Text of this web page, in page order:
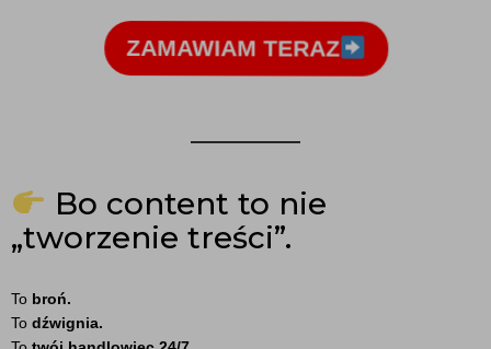
ZAMAWIAM TERAZ
Bo content to nie
„tworzenie treści”.
To broń.
To dźwignia.